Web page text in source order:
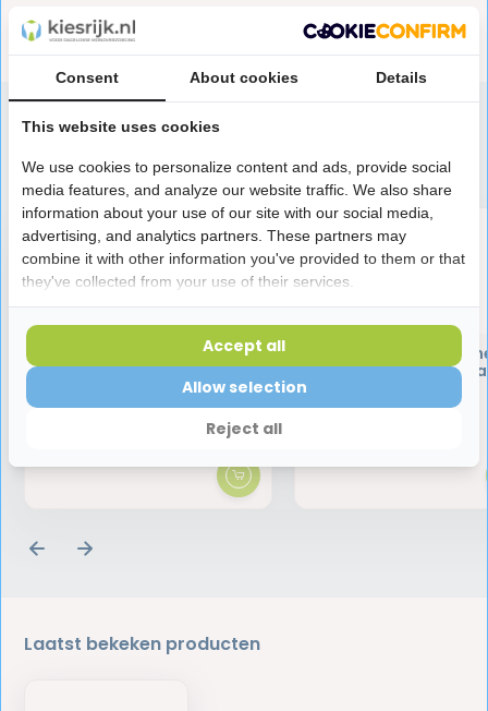
Reviews
Speciaal aanbevolen voor jou
Swissdent Gentle
Whitening Tandpasta | 100
Swissdent
Whitening Tandpasta
Laatst bekeken producten
Consent About cookies Details
This website uses cookies
We use cookies to personalize content and ads, provide social
media features, and analyze our website traffic. We also share
information about your use of our site with our social media,
advertising, and analytics partners. These partners may
combine it with other information you've provided to them or that
they've collected from your use of their services.
Reject all
Allow selection
Accept all